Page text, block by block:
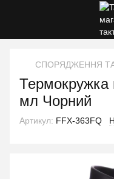
СПОРЯДЖЕННЯ ТА
Термокружка
мл Чорний
Артикул: FFX-363FQ